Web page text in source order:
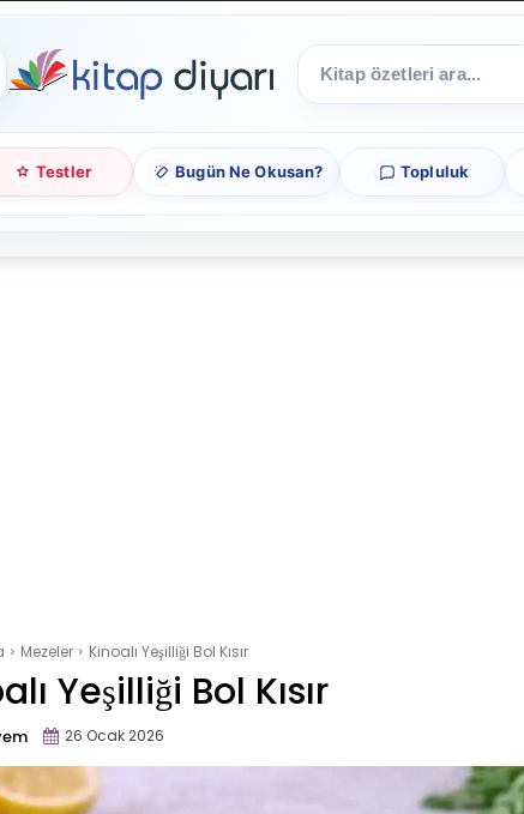
Testler Bugün Ne Okusan? Topluluk
Mezeler Kinoalı Yeşilliği Bol Kısır
Yeşilliği Bol Kısır
26 Ocak 2026